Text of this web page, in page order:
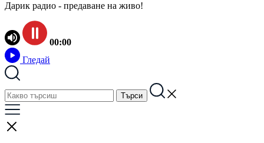
Дарик радио - предаване на живо!
00:00
Гледай